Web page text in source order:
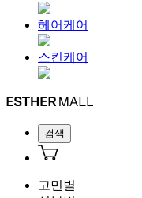
헤어케어
스킨케어
검색
고민별